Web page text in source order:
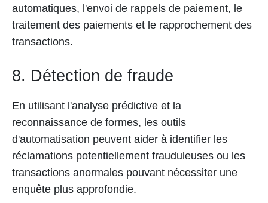
automatiques, l'envoi de rappels de paiement, le
traitement des paiements et le rapprochement des
transactions.
8. Détection de fraude
En utilisant l'analyse prédictive et la
reconnaissance de formes, les outils
d'automatisation peuvent aider à identifier les
réclamations potentiellement frauduleuses ou les
transactions anormales pouvant nécessiter une
enquête plus approfondie.